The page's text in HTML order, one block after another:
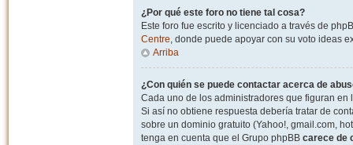
¿Por qué este foro no tiene tal cosa?
Este foro fue escrito y licenciado a través de
Centre, donde puede apoyar con su voto ideas
Arriba
¿Con quién se puede contactar acerca de
Cada uno de los administradores que figuran
Si así no obtiene respuesta debería tratar de
sobre un dominio gratuito (Yahoo!, gmail.com,
tenga en cuenta que el Grupo phpBB carece de